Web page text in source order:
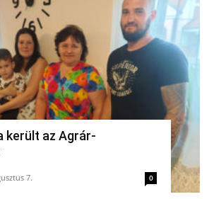
került az Agrár-
7. 0